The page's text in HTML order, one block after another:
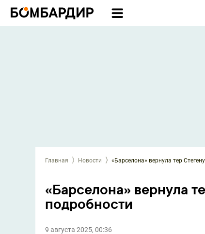
Главная Новости «Барселона» вернула тер
«Барселона» вернула
подробности
9 августа 2025, 00:36